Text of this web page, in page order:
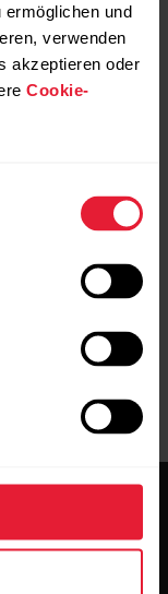
und
verwenden
akzeptieren oder
Cookie-
nicht
Uhr auch am
Drücke und
bis die Uhr
ist,